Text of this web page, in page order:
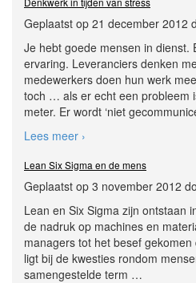
Geplaatst op 21 december 2012
Je hebt goede mensen in dienst.
ervaring. Leveranciers denken
medewerkers doen hun werk
toch … als er echt een probleem
meter. Er wordt ‘niet
Lees meer ›
Lean Six Sigma en de mens
Geplaatst op 3 november 2012
Lean en Six Sigma zijn ontstaan
de nadruk op machines en
managers tot het besef
ligt bij de kwesties rondom
samengestelde term …